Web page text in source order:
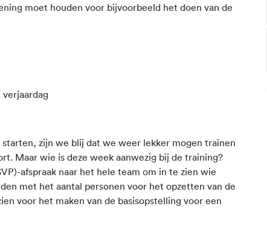
moet houden voor bijvoorbeeld het doen van de
verjaardag
zijn we blij dat we weer lekker mogen trainen
Maar wie is deze week aanwezig bij de training?
afspraak naar het hele team om in te zien wie
met het aantal personen voor het opzetten van de
voor het maken van de basisopstelling voor een